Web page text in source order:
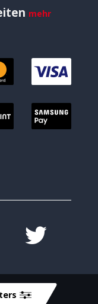
mehr
GmbH